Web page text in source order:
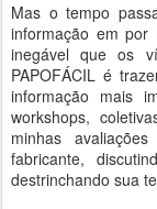
Mas o tempo
informação em
inegável que os
PAPOFÁCIL é
informação mais
workshops,
minhas
fabricante,
destrinchando sua